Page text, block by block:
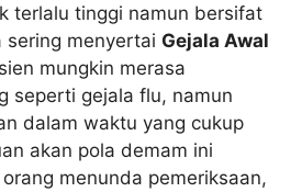
terlalu tinggi namun bersifat
menyertai Gejala Awal
mungkin merasa
seperti gejala flu, namun
dalam waktu yang cukup
akan pola demam ini
menunda pemeriksaan,